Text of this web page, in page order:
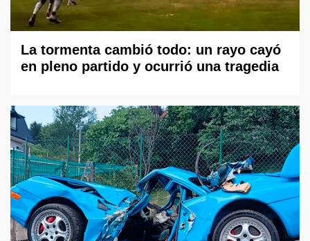
La tormenta cambió todo: un rayo cayó
en pleno partido y ocurrió una tragedia